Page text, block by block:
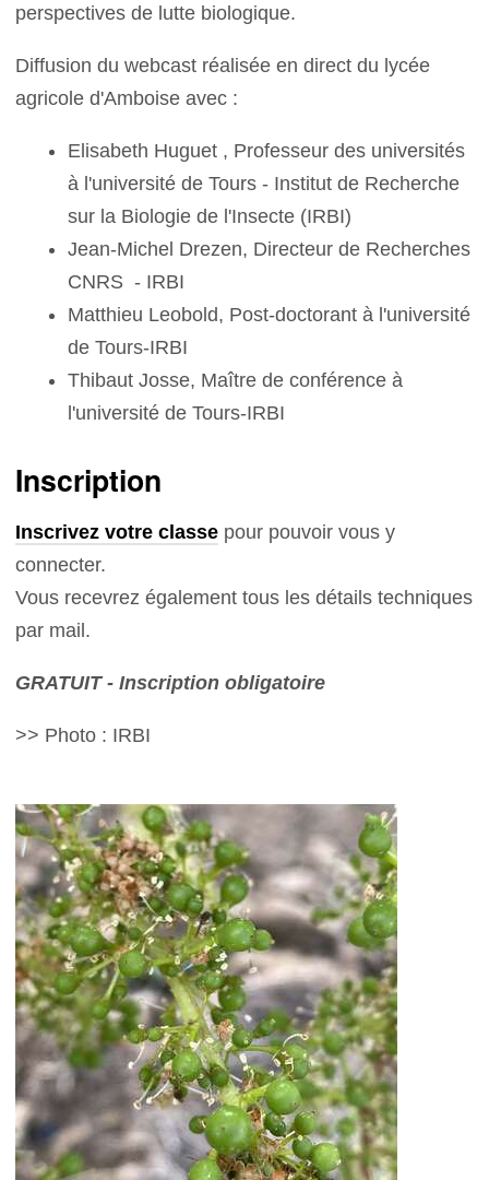
perspectives de lutte biologique.
Diffusion du webcast réalisée en direct du lycée
agricole d'Amboise avec :
Elisabeth Huguet , Professeur des universités
à l'université de Tours - Institut de Recherche
sur la Biologie de l'Insecte (IRBI)
Jean-Michel Drezen, Directeur de Recherches
CNRS - IRBI
Matthieu Leobold, Post-doctorant à l'université
de Tours-IRBI
Thibaut Josse, Maître de conférence à
l'université de Tours-IRBI
Inscription
Inscrivez votre classe pour pouvoir vous y
connecter.
Vous recevrez également tous les détails techniques
par mail.
GRATUIT - Inscription obligatoire
>> Photo : IRBI